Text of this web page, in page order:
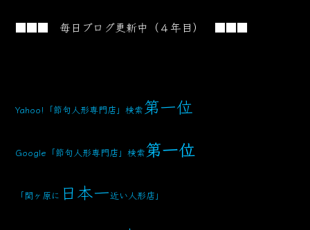
■■■ 毎日ブログ更新中（４年目） ■■■
Yahoo!「節句人形専門店」検索第一位
Google「節句人形専門店」検索第一位
「関ヶ原に 日本一近い人形店」